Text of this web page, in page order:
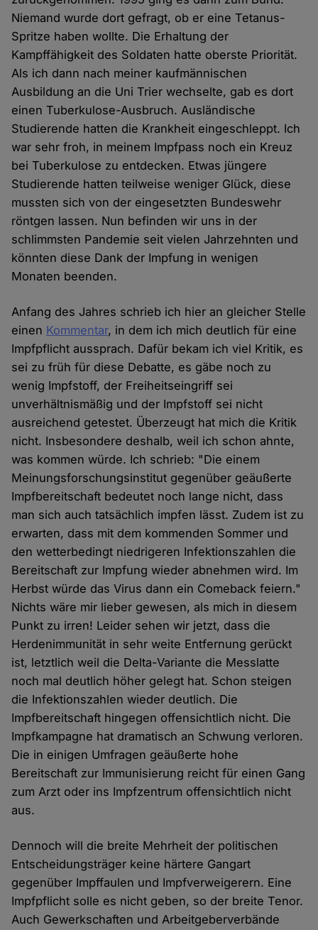
Niemand wurde dort gefragt, ob er eine Tetanus-
Spritze haben wollte. Die Erhaltung der
Kampffähigkeit des Soldaten hatte oberste Priorität.
Als ich dann nach meiner kaufmännischen
Ausbildung an die Uni Trier wechselte, gab es dort
einen Tuberkulose-Ausbruch. Ausländische
Studierende hatten die Krankheit eingeschleppt. Ich
war sehr froh, in meinem Impfpass noch ein Kreuz
bei Tuberkulose zu entdecken. Etwas jüngere
Studierende hatten teilweise weniger Glück, diese
mussten sich von der eingesetzten Bundeswehr
röntgen lassen. Nun befinden wir uns in der
schlimmsten Pandemie seit vielen Jahrzehnten und
könnten diese Dank der Impfung in wenigen
Monaten beenden.
Anfang des Jahres schrieb ich hier an gleicher Stelle
einen Kommentar, in dem ich mich deutlich für eine
Impfpflicht aussprach. Dafür bekam ich viel Kritik, es
sei zu früh für diese Debatte, es gäbe noch zu
wenig Impfstoff, der Freiheitseingriff sei
unverhältnismäßig und der Impfstoff sei nicht
ausreichend getestet. Überzeugt hat mich die Kritik
nicht. Insbesondere deshalb, weil ich schon ahnte,
was kommen würde. Ich schrieb: "Die einem
Meinungsforschungsinstitut gegenüber geäußerte
Impfbereitschaft bedeutet noch lange nicht, dass
man sich auch tatsächlich impfen lässt. Zudem ist zu
erwarten, dass mit dem kommenden Sommer und
den wetterbedingt niedrigeren Infektionszahlen die
Bereitschaft zur Impfung wieder abnehmen wird. Im
Herbst würde das Virus dann ein Comeback feiern."
Nichts wäre mir lieber gewesen, als mich in diesem
Punkt zu irren! Leider sehen wir jetzt, dass die
Herdenimmunität in sehr weite Entfernung gerückt
ist, letztlich weil die Delta-Variante die Messlatte
noch mal deutlich höher gelegt hat. Schon steigen
die Infektionszahlen wieder deutlich. Die
Impfbereitschaft hingegen offensichtlich nicht. Die
Impfkampagne hat dramatisch an Schwung verloren.
Die in einigen Umfragen geäußerte hohe
Bereitschaft zur Immunisierung reicht für einen Gang
zum Arzt oder ins Impfzentrum offensichtlich nicht
aus.
Dennoch will die breite Mehrheit der politischen
Entscheidungsträger keine härtere Gangart
gegenüber Impffaulen und Impfverweigerern. Eine
Impfpflicht solle es nicht geben, so der breite Tenor.
Auch Gewerkschaften und Arbeitgeberverbände